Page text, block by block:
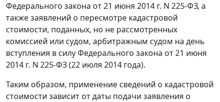
Федерального закона от 21 июня 2014 г. N 225-ФЗ, а
также заявлений о пересмотре кадастровой
стоимости, поданных, но не рассмотренных
комиссией или судом, арбитражным судом на день
вступления в силу Федерального закона от 21 июня
2014 г. N 225-ФЗ (22 июля 2014 года).
Таким образом, применение сведений о кадастровой
стоимости зависит от даты подачи заявления о